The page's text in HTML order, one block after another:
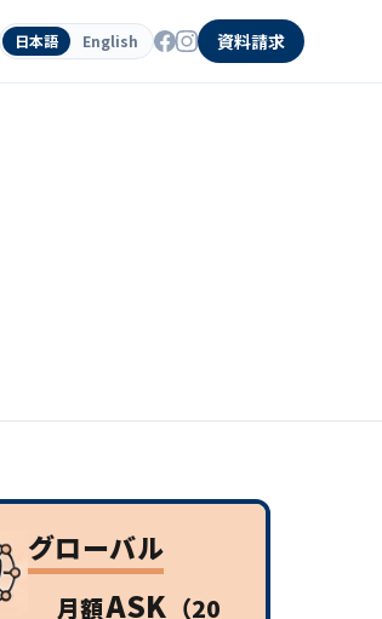
日本語 English 資料請求
グローバル
月額ASK （20